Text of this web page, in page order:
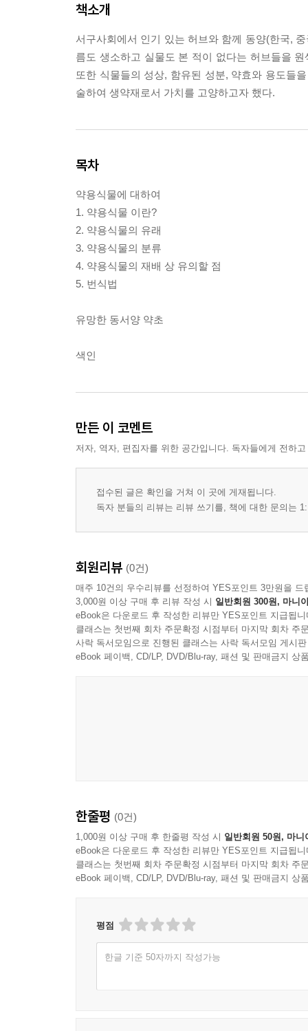
책소개
서구사회에서 인기 있는 허브와 함께 동양(한국,
름도 생소하고 실물도 본 적이 없다는 허브들을
또한 식물들의 성상, 함유된 성분, 약효와 용도들
술하여 생약재로서 가치를 고양하고자 했다.
목차
약용식물에 대하여
1. 약용식물 이란?
2. 약용식물의 유래
3. 약용식물의 분류
4. 약용식물의 재배 상 유의할 점
5. 번식법
유망한 동서양 약초
색인
만든 이 코멘트
저자, 역자, 편집자를 위한 공간입니다. 독자들에게 전하
접수된 글은 확인을 거쳐 이 곳에 게재됩니다.
독자 분들의 리뷰는 리뷰 쓰기를, 책에 대한 문의는
회원리뷰 (0건)
매주 10건의 우수리뷰를 선정하여 YES포인트 3만원을 드
3,000원 이상 구매 후 리뷰 작성 시 일반회원 300원, 마니
eBook은 다운로드 후 작성한 리뷰만 YES포인트 지급됩니
클래스는 첫번째 회차 주문확정 시점부터 마지막 회차 주
사락 독서모임으로 진행된 클래스는 사락 독서모임 게시
eBook 페이백, CD/LP, DVD/Blu-ray, 패션 및 판매금지 상
한줄평 (0건)
1,000원 이상 구매 후 한줄평 작성 시 일반회원 50원, 마니
eBook은 다운로드 후 작성한 리뷰만 YES포인트 지급됩니
클래스는 첫번째 회차 주문확정 시점부터 마지막 회차 주
eBook 페이백, CD/LP, DVD/Blu-ray, 패션 및 판매금지 상
평점
한글 기준 50자까지 작성가능